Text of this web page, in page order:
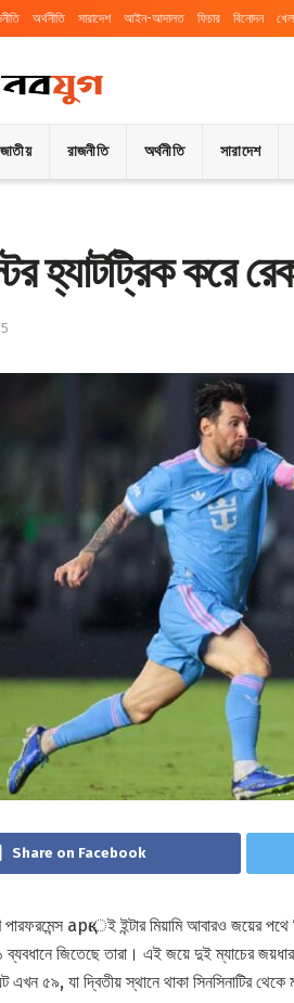
অর্থনীতি সারাদেশ আইন-আদালত ফিচার বিনোদন
জাতীয় রাজনীতি অর্থনীতি সারাদেশ
হ্যাটট্রিক করে
Share on Facebook
арқেই ইন্টার মিয়ামি আবারও জয়ের
জিতেছে তারা। এই জয়ে দুই ম্যাচের জয়ধারার
এখন ৫৯, যা দ্বিতীয় স্থানে থাকা সিনসিনাটির থেকে